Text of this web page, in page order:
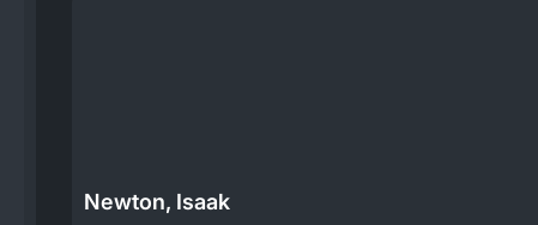
Newton, Isaak